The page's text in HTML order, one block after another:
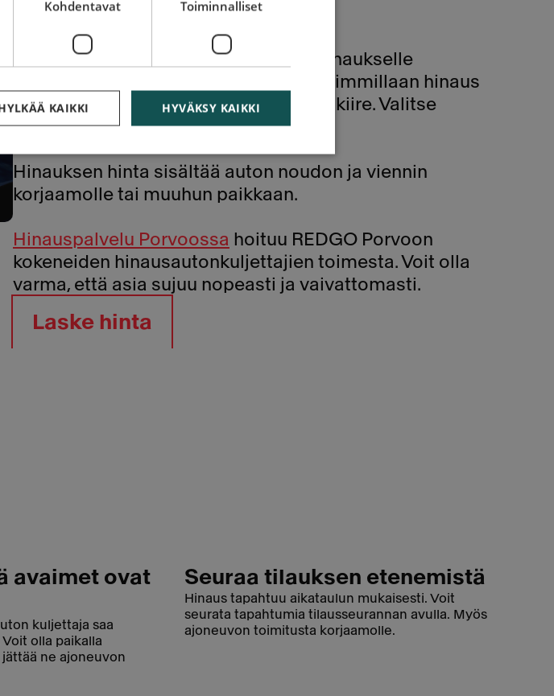
Antamalla osoitetiedot näet hinnan hinaukselle
välittömästi ja tuleville päiville. Edullisimmillaan hinaus
Porvoossa on silloin, kun sinulla ei ole kiire. Valitse
tällöin hinaus 1-3 arkipäivän sisällä.
Hinauksen hinta sisältää auton noudon ja viennin
korjaamolle tai muuhun paikkaan.
Hinauspalvelu Porvoossa hoituu REDGO Porvoon
kokeneiden hinausautonkuljettajien toimesta. Voit olla
varma, että asia sujuu nopeasti ja vaivattomasti.
Laske hinta
avaimet ovat
kuljettaja saa
olla paikalla
ne ajoneuvon
Seuraa tilauksen etenemistä
Hinaus tapahtuu aikataulun mukaisesti. Voit
seurata tapahtumia tilausseurannan avulla. Myös
ajoneuvon toimitusta korjaamolle.
Kohdentavat Toiminnalliset
HYVÄKSY KAIKKI
KAIKKI